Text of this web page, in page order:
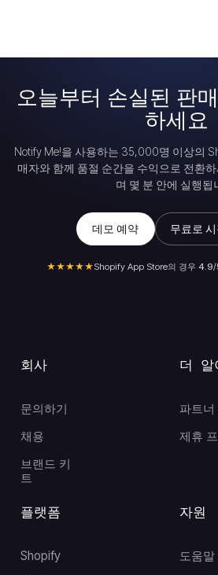
오늘부터 손실된 판
하세요
Notify Me!을 사용하는 35,000명 이상의
매자와 함께 품절 순간을 수익으로 전환
며 몇 분 안에 실행됩
데모 예약 무료로
★★★★★Shopify App Store의 경우 4.9/
회사
문의하기
채용
브랜드 키
트
자원
도움말
더 알
파트너
제휴
플랫폼
Shopify